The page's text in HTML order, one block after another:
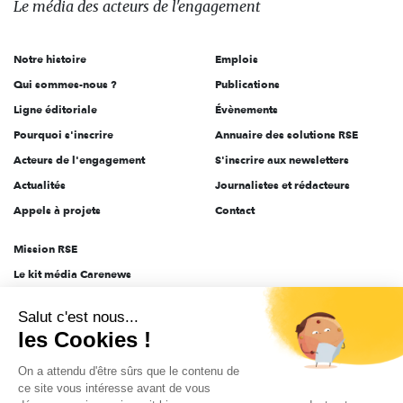
l'engagement
Le média des acteurs de l'engagement
Notre histoire
Qui sommes-nous ?
Ligne éditoriale
Pourquoi s'inscrire
Acteurs de l'engagement
Actualités
Appels à projets
Emplois
Publications
Évènements
Annuaire des solutions RSE
S'inscrire aux newsletters
Journalistes et rédacteurs
Contact
Mission RSE
Le kit média Carenews
AEF info
Novethic
PRODURABLE
Inclusiv Day
Salut c'est nous...
les Cookies !
On a attendu d'être sûrs que le contenu de
ce site vous intéresse avant de vous